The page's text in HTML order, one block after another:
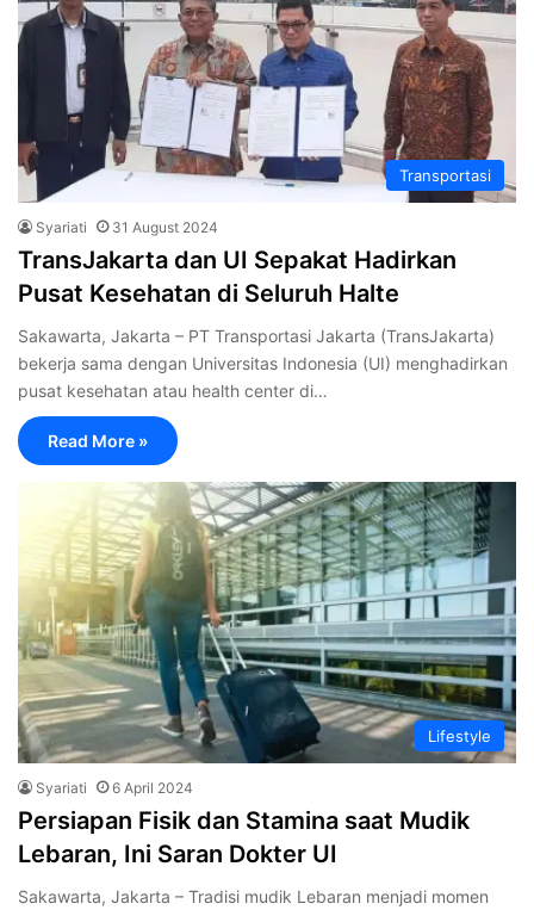
Transportasi
Syariati 31 August 2024
TransJakarta dan UI Sepakat Hadirkan
Pusat Kesehatan di Seluruh Halte
Sakawarta, Jakarta – PT Transportasi Jakarta (TransJakarta)
bekerja sama dengan Universitas Indonesia (UI) menghadirkan
pusat kesehatan atau health center di…
Read More »
Lifestyle
Syariati 6 April 2024
Persiapan Fisik dan Stamina saat Mudik
Lebaran, Ini Saran Dokter UI
Sakawarta, Jakarta – Tradisi mudik Lebaran menjadi momen